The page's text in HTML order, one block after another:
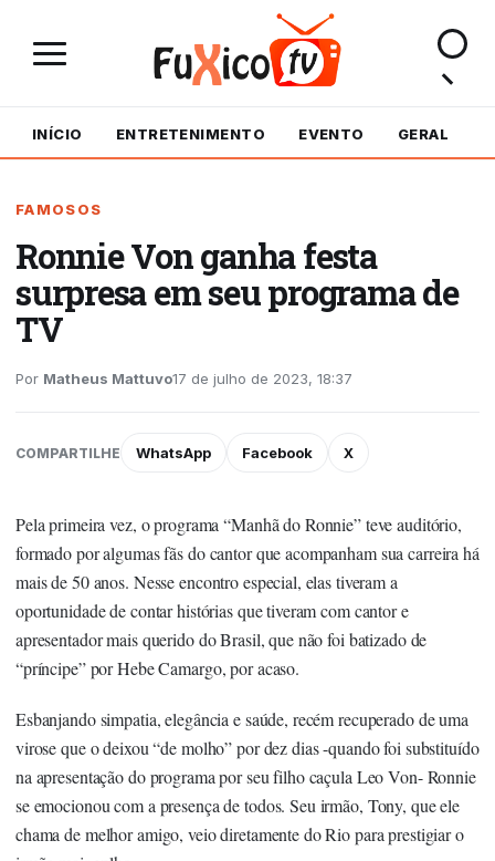
INÍCIO ENTRETENIMENTO EVENTO GERAL
FAMOSOS
Ronnie Von ganha festa
surpresa em seu programa de
TV
Por Matheus Mattuvo17 de julho de 2023, 18:37
COMPARTILHE WhatsApp Facebook X
Pela primeira vez, o programa “Manhã do Ronnie” teve auditório,
formado por algumas fãs do cantor que acompanham sua carreira há
mais de 50 anos. Nesse encontro especial, elas tiveram a
oportunidade de contar histórias que tiveram com cantor e
apresentador mais querido do Brasil, que não foi batizado de
“príncipe” por Hebe Camargo, por acaso.
Esbanjando simpatia, elegância e saúde, recém recuperado de uma
virose que o deixou “de molho” por dez dias -quando foi substituído
na apresentação do programa por seu filho caçula Leo Von- Ronnie
se emocionou com a presença de todos. Seu irmão, Tony, que ele
chama de melhor amigo, veio diretamente do Rio para prestigiar o